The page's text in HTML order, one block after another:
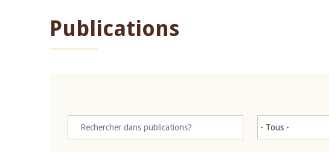
Publications